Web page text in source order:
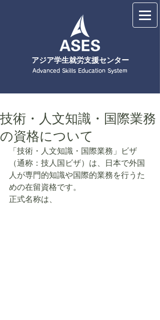
​アジア学生就労支援センター
Advanced Skills Education System
技術・人文知識・国際業務
の資格について
「技術・人文知識・国際業務」ビザ
（通称：技人国ビザ）は、日本で外国
人が専門的知識や国際的業務を行うた
めの在留資格です。
正式名称は、